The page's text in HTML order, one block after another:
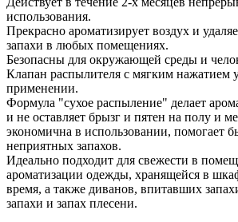
использования.
Прекрасно ароматизирует воздух и
запахи в любых помещениях.
Безопасны для окружающей среды и
Клапан распылителя с мягким нажатием
применении.
Формула "сухое распыление" делает
и не оставляет брызг и пятен на полу и
экономична в использовании, помогает
неприятных запахов.
Идеально подходит для свежести в
ароматизации одежды, хранящейся в
время, а также диванов, впитавших
запахи и запах плесени.